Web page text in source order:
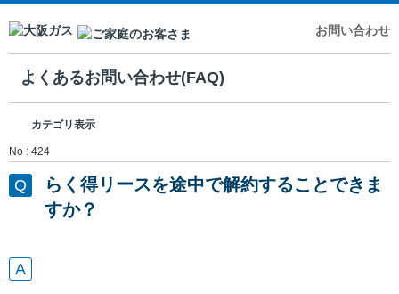
お問い合わせ
よくあるお問い合わせ(FAQ)
カテゴリ表示
No : 424
らく得リースを途中で解約することできま
すか？